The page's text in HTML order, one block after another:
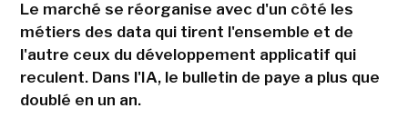
Le marché se réorganise avec d'un côté les
métiers des data qui tirent l'ensemble et de
l'autre ceux du développement applicatif qui
reculent. Dans l'IA, le bulletin de paye a plus que
doublé en un an.